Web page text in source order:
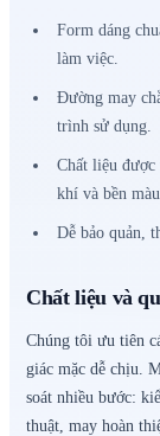
Form dáng
làm việc.
Đường may
trình sử dụng.
Chất liệu được
khí và bền
Dễ bảo quản,
Chất liệu và
Chúng tôi ưu tiên
giác mặc dễ chịu.
soát nhiều bước:
thuật, may hoàn